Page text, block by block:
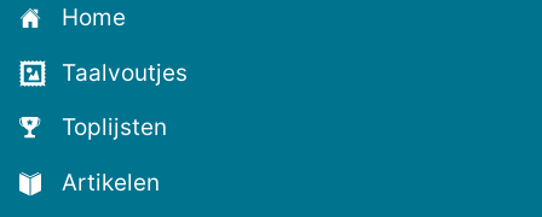
voor
de
nieuwste
voutjes
en
de
voutste
Home
Taalvoutjes
Toplijsten
Artikelen